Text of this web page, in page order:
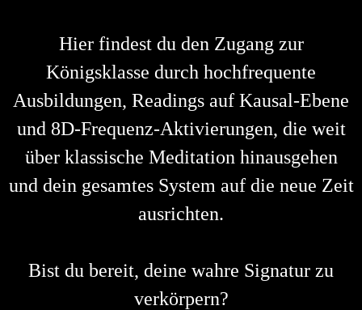
Hier findest du den Zugang zur
Königsklasse durch hochfrequente
Ausbildungen, Readings auf Kausal-Ebene
und 8D-Frequenz-Aktivierungen, die weit
über klassische Meditation hinausgehen
und dein gesamtes System auf die neue Zeit
ausrichten.
Bist du bereit, deine wahre Signatur zu
verkörpern?